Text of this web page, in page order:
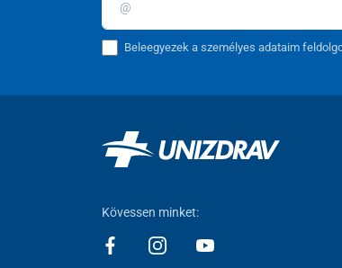
B12-vitamin
120 tabletta
Ez a termék védőcsomagolásban kerül
nem gyakorolhatja a 20. § szerinti elállási
csomagolású áru tekintetében, amely
okokból az átadást követő felbontása
Beleegyezek a személyes adataim
Kövessen minket: